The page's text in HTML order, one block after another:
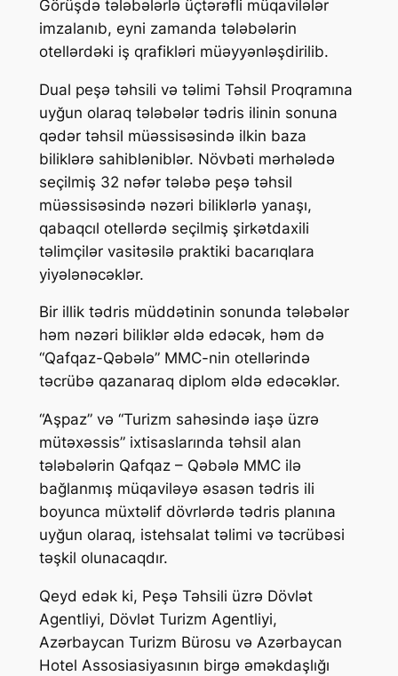
Görüşdə tələbələrlə üçtərəfli müqavilələr
imzalanıb, eyni zamanda tələbələrin
otellərdəki iş qrafikləri müəyyənləşdirilib.
Dual peşə təhsili və təlimi Təhsil Proqramına
uyğun olaraq tələbələr tədris ilinin sonuna
qədər təhsil müəssisəsində ilkin baza
biliklərə sahibləniblər. Növbəti mərhələdə
seçilmiş 32 nəfər tələbə peşə təhsil
müəssisəsində nəzəri biliklərlə yanaşı,
qabaqcıl otellərdə seçilmiş şirkətdaxili
təlimçilər vasitəsilə praktiki bacarıqlara
yiyələnəcəklər.
Bir illik tədris müddətinin sonunda tələbələr
həm nəzəri biliklər əldə edəcək, həm də
“Qafqaz-Qəbələ” MMC-nin otellərində
təcrübə qazanaraq diplom əldə edəcəklər.
“Aşpaz” və “Turizm sahəsində iaşə üzrə
mütəxəssis” ixtisaslarında təhsil alan
tələbələrin Qafqaz – Qəbələ MMC ilə
bağlanmış müqaviləyə əsasən tədris ili
boyunca müxtəlif dövrlərdə tədris planına
uyğun olaraq, istehsalat təlimi və təcrübəsi
təşkil olunacaqdır.
Qeyd edək ki, Peşə Təhsili üzrə Dövlət
Agentliyi, Dövlət Turizm Agentliyi,
Azərbaycan Turizm Bürosu və Azərbaycan
Hotel Assosiasiyasının birgə əməkdaşlığı